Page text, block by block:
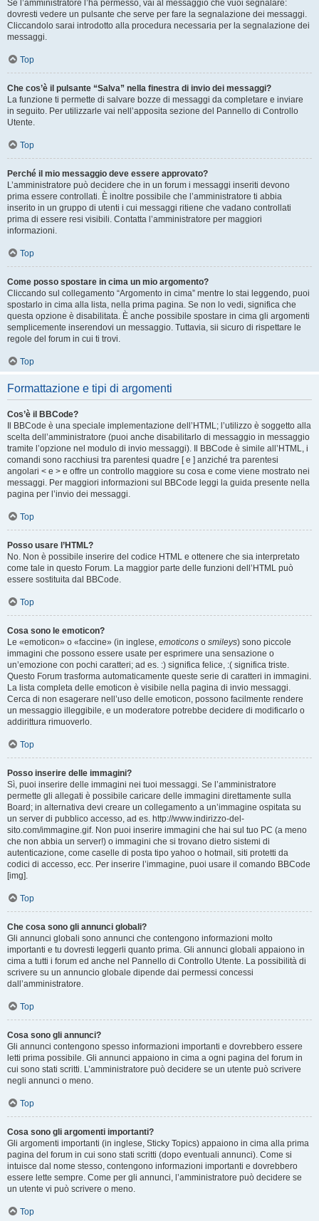
Se l’amministratore l’ha permesso, vai al messaggio che vuoi segnalare:
dovresti vedere un pulsante che serve per fare la segnalazione dei messaggi.
Cliccandolo sarai introdotto alla procedura necessaria per la segnalazione dei
messaggi.
Top
Che cos’è il pulsante “Salva” nella finestra di invio dei messaggi?
La funzione ti permette di salvare bozze di messaggi da completare e inviare
in seguito. Per utilizzarle vai nell’apposita sezione del Pannello di Controllo
Utente.
Top
Perché il mio messaggio deve essere approvato?
L’amministratore può decidere che in un forum i messaggi inseriti devono
prima essere controllati. È inoltre possibile che l’amministratore ti abbia
inserito in un gruppo di utenti i cui messaggi ritiene che vadano controllati
prima di essere resi visibili. Contatta l’amministratore per maggiori
informazioni.
Top
Come posso spostare in cima un mio argomento?
Cliccando sul collegamento “Argomento in cima” mentre lo stai leggendo, puoi
spostarlo in cima alla lista, nella prima pagina. Se non lo vedi, significa che
questa opzione è disabilitata. È anche possibile spostare in cima gli argomenti
semplicemente inserendovi un messaggio. Tuttavia, sii sicuro di rispettare le
regole del forum in cui ti trovi.
Top
Formattazione e tipi di argomenti
Cos’è il BBCode?
Il BBCode è una speciale implementazione dell’HTML; l’utilizzo è soggetto alla
scelta dell’amministratore (puoi anche disabilitarlo di messaggio in messaggio
tramite l’opzione nel modulo di invio messaggi). Il BBCode è simile all’HTML, i
comandi sono racchiusi tra parentesi quadre [ e ] anziché tra parentesi
angolari < e > e offre un controllo maggiore su cosa e come viene mostrato nei
messaggi. Per maggiori informazioni sul BBCode leggi la guida presente nella
pagina per l’invio dei messaggi.
Top
Posso usare l’HTML?
No. Non è possibile inserire del codice HTML e ottenere che sia interpretato
come tale in questo Forum. La maggior parte delle funzioni dell’HTML può
essere sostituita dal BBCode.
Top
Cosa sono le emoticon?
Le «emoticon» o «faccine» (in inglese, emoticons o smileys) sono piccole
immagini che possono essere usate per esprimere una sensazione o
un’emozione con pochi caratteri; ad es. :) significa felice, :( significa triste.
Questo Forum trasforma automaticamente queste serie di caratteri in immagini.
La lista completa delle emoticon è visibile nella pagina di invio messaggi.
Cerca di non esagerare nell’uso delle emoticon, possono facilmente rendere
un messaggio illeggibile, e un moderatore potrebbe decidere di modificarlo o
addirittura rimuoverlo.
Top
Posso inserire delle immagini?
Sì, puoi inserire delle immagini nei tuoi messaggi. Se l’amministratore
permette gli allegati è possibile caricare delle immagini direttamente sulla
Board; in alternativa devi creare un collegamento a un’immagine ospitata su
un server di pubblico accesso, ad es. http://www.indirizzo-del-
sito.com/immagine.gif. Non puoi inserire immagini che hai sul tuo PC (a meno
che non abbia un server!) o immagini che si trovano dietro sistemi di
autenticazione, come caselle di posta tipo yahoo o hotmail, siti protetti da
codici di accesso, ecc. Per inserire l’immagine, puoi usare il comando BBCode
[img].
Top
Che cosa sono gli annunci globali?
Gli annunci globali sono annunci che contengono informazioni molto
importanti e tu dovresti leggerli quanto prima. Gli annunci globali appaiono in
cima a tutti i forum ed anche nel Pannello di Controllo Utente. La possibilità di
scrivere su un annuncio globale dipende dai permessi concessi
dall’amministratore.
Top
Cosa sono gli annunci?
Gli annunci contengono spesso informazioni importanti e dovrebbero essere
letti prima possibile. Gli annunci appaiono in cima a ogni pagina del forum in
cui sono stati scritti. L’amministratore può decidere se un utente può scrivere
negli annunci o meno.
Top
Cosa sono gli argomenti importanti?
Gli argomenti importanti (in inglese, Sticky Topics) appaiono in cima alla prima
pagina del forum in cui sono stati scritti (dopo eventuali annunci). Come si
intuisce dal nome stesso, contengono informazioni importanti e dovrebbero
essere lette sempre. Come per gli annunci, l’amministratore può decidere se
un utente vi può scrivere o meno.
Top